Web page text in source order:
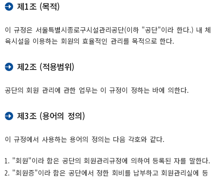
제1조 (목적)
이 규정은 서울특별시종로구시설관리공단(이하 "공단"이라 한다.) 내 체
육시설을 이용하는 회원의 효율적인 관리를 목적으로 한다.
제2조 (적용범위)
공단의 회원 관리에 관한 업무는 이 규정이 정하는 바에 의한다.
제3조 (용어의 정의)
이 규정에서 사용하는 용어의 정의는 다음 각호와 같다.
"회원"이라 함은 공단의 회원관리규정에 의하여 등록된 자를 말한다.
"회원증"이라 함은 공단에서 정한 회비를 납부하고 회원관리실에 등